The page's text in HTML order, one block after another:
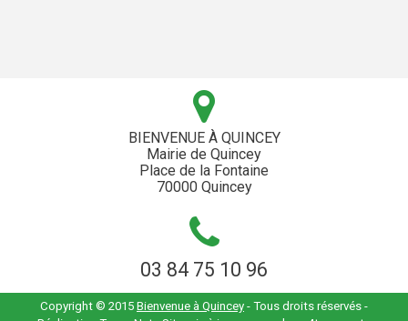
BIENVENUE À QUINCEY
Mairie de Quincey
Place de la Fontaine
70000 Quincey
03 84 75 10 96
Copyright © 2015 Bienvenue à Quincey - Tous droits réservés -